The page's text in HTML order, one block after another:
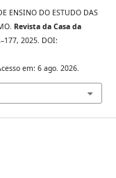
ENSINO DO ESTUDO DAS
Revista da Casa da
2025. DOI:
em: 6 ago. 2026.